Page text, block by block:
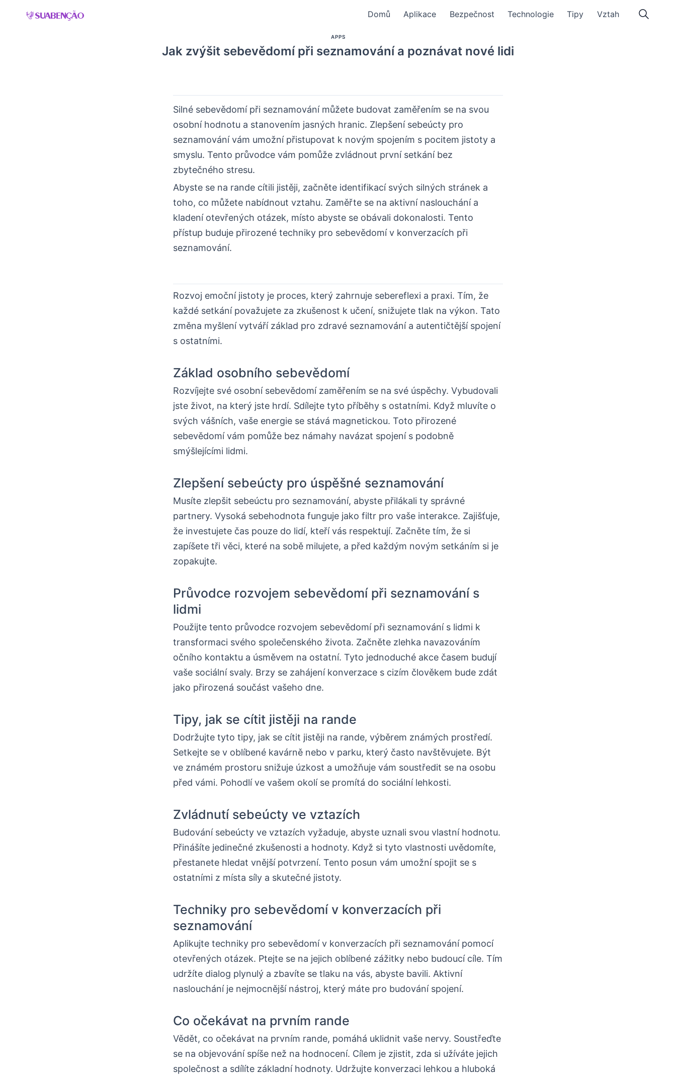
Domů Aplikace Bezpečnost Technologie Tipy Vztah
APPS
Jak zvýšit sebevědomí při seznamování a poznávat nové lidi
Silné sebevědomí při seznamování můžete budovat zaměřením se na svou
osobní hodnotu a stanovením jasných hranic. Zlepšení sebeúcty pro
seznamování vám umožní přistupovat k novým spojením s pocitem jistoty a
smyslu. Tento průvodce vám pomůže zvládnout první setkání bez
zbytečného stresu.
Abyste se na rande cítili jistěji, začněte identifikací svých silných stránek a
toho, co můžete nabídnout vztahu. Zaměřte se na aktivní naslouchání a
kladení otevřených otázek, místo abyste se obávali dokonalosti. Tento
přístup buduje přirozené techniky pro sebevědomí v konverzacích při
seznamování.
Rozvoj emoční jistoty je proces, který zahrnuje sebereflexi a praxi. Tím, že
každé setkání považujete za zkušenost k učení, snižujete tlak na výkon. Tato
změna myšlení vytváří základ pro zdravé seznamování a autentičtější spojení
s ostatními.
Základ osobního sebevědomí
Rozvíjejte své osobní sebevědomí zaměřením se na své úspěchy. Vybudovali
jste život, na který jste hrdí. Sdílejte tyto příběhy s ostatními. Když mluvíte o
svých vášních, vaše energie se stává magnetickou. Toto přirozené
sebevědomí vám pomůže bez námahy navázat spojení s podobně
smýšlejícími lidmi.
Zlepšení sebeúcty pro úspěšné seznamování
Musíte zlepšit sebeúctu pro seznamování, abyste přilákali ty správné
partnery. Vysoká sebehodnota funguje jako filtr pro vaše interakce. Zajišťuje,
že investujete čas pouze do lidí, kteří vás respektují. Začněte tím, že si
zapíšete tři věci, které na sobě milujete, a před každým novým setkáním si je
zopakujte.
Průvodce rozvojem sebevědomí při seznamování s
lidmi
Použijte tento průvodce rozvojem sebevědomí při seznamování s lidmi k
transformaci svého společenského života. Začněte zlehka navazováním
očního kontaktu a úsměvem na ostatní. Tyto jednoduché akce časem budují
vaše sociální svaly. Brzy se zahájení konverzace s cizím člověkem bude zdát
jako přirozená součást vašeho dne.
Tipy, jak se cítit jistěji na rande
Dodržujte tyto tipy, jak se cítit jistěji na rande, výběrem známých prostředí.
Setkejte se v oblíbené kavárně nebo v parku, který často navštěvujete. Být
ve známém prostoru snižuje úzkost a umožňuje vám soustředit se na osobu
před vámi. Pohodlí ve vašem okolí se promítá do sociální lehkosti.
Zvládnutí sebeúcty ve vztazích
Budování sebeúcty ve vztazích vyžaduje, abyste uznali svou vlastní hodnotu.
Přinášíte jedinečné zkušenosti a hodnoty. Když si tyto vlastnosti uvědomíte,
přestanete hledat vnější potvrzení. Tento posun vám umožní spojit se s
ostatními z místa síly a skutečné jistoty.
Techniky pro sebevědomí v konverzacích při
seznamování
Aplikujte techniky pro sebevědomí v konverzacích při seznamování pomocí
otevřených otázek. Ptejte se na jejich oblíbené zážitky nebo budoucí cíle. Tím
udržíte dialog plynulý a zbavíte se tlaku na vás, abyste bavili. Aktivní
naslouchání je nejmocnější nástroj, který máte pro budování spojení.
Co očekávat na prvním rande
Vědět, co očekávat na prvním rande, pomáhá uklidnit vaše nervy. Soustřeďte
se na objevování spíše než na hodnocení. Cílem je zjistit, zda si užíváte jejich
společnost a sdílíte základní hodnoty. Udržujte konverzaci lehkou a hluboká